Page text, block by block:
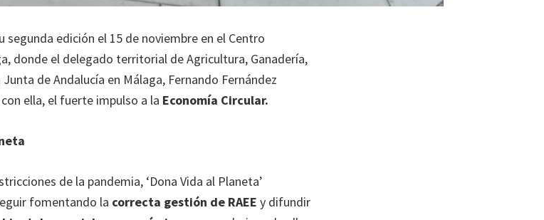
segunda edición el 15 de noviembre en el Centro
donde el delegado territorial de Agricultura, Ganadería,
de Andalucía en Málaga, Fernando Fernández
ella, el fuerte impulso a la Economía Circular.
de la pandemia, ‘Dona Vida al Planeta’
fomentando la correcta gestión de RAEE y difundir